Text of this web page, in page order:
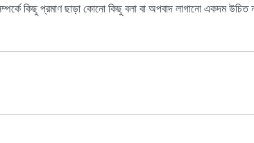
কিছু প্রমাণ ছাড়া কোনো কিছু বলা বা অপবাদ লাগানো একদম উচিত